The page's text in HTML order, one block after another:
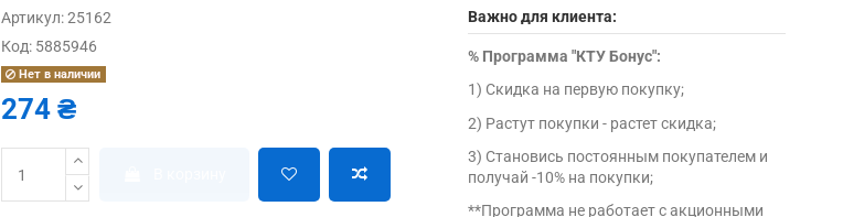
Артикул:25162
Код: 5885946
Нет в наличии
274 ₴
Важно для клиента:
% Программа "КТУ Бонус":
1) Скидка на первую покупку;
2) Растут покупки - растет скидка;
3) Становись постоянным покупателем и
получай -10% на покупки;
**Программа не работает с акционными